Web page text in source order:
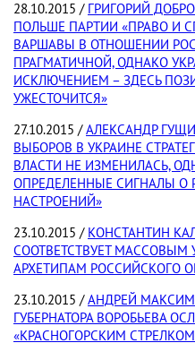
28.10.2015 / ГРИГОРИЙ
ПОЛЬШЕ ПАРТИИ «ПРАВО И
ВАРШАВЫ В ОТНОШЕНИИ
ПРАГМАТИЧНОЙ, ОДНАКО
ИСКЛЮЧЕНИЕМ – ЗДЕСЬ
УЖЕСТОЧИТСЯ»
27.10.2015 /АЛЕКСАНДР
ВЫБОРОВ В УКРАИНЕ
ВЛАСТИ НЕ ИЗМЕНИЛАСЬ,
ОПРЕДЕЛЕННЫЕ СИГНАЛЫ
НАСТРОЕНИЙ»
23.10.2015 / КОНСТАНТИН
СООТВЕТСТВУЕТ МАССОВЫМ
АРХЕТИПАМ РОССИЙСКОГО
23.10.2015 /АНДРЕЙ
ГУБЕРНАТОРА ВОРОБЬЕВА
«КРАСНОГОРСКИМ